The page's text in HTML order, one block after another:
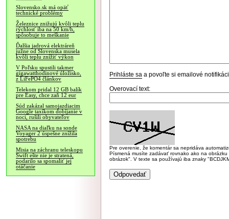
Slovensko.sk má opäť
technické problémy
Železnice znižujú kvôli teplu
rýchlosť iba na 50 km/h,
spôsobuje to meškanie
Ďalšia jadrová elektráreň
južne od Slovenska musela
kvôli teplu znížiť výkon
V Poľsku spustili takmer
gigawatthodinové úložisko,
z LiFePO4 článkov
Telekom pridal 12 GB balík
pre Easy, chce zaň 12 eur
Súd zakázal samojazdiacim
Google taxíkom dobíjanie v
noci, rušili obyvateľov
NASA na diaľku na sonde
Voyager 2 úspešne znížila
spotrebu
Misia na záchranu teleskopu
Swift ešte nie je stratená,
podarilo sa spomaliť jej
otáčanie
Prihláste sa a povoľte si emailové
Overovací text:
Pre overenie, že komentár sa nepridáva
Písmená musíte zadávať rovnako ako na
obrázok". V texte sa používajú iba znaky